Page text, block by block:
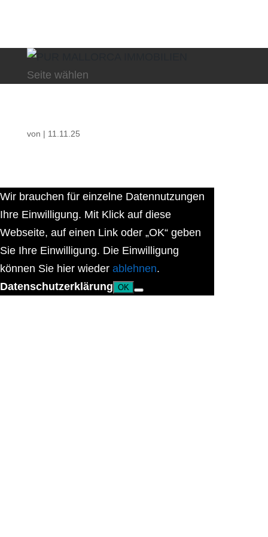
Seite wählen
von | 11.11.25
Wir brauchen für einzelne Datennutzungen
Ihre Einwilligung. Mit Klick auf diese
Webseite, auf einen Link oder „OK“ geben
Sie Ihre Einwilligung. Die Einwilligung
können Sie hier wieder ablehnen.
Datenschutzerklärung OK